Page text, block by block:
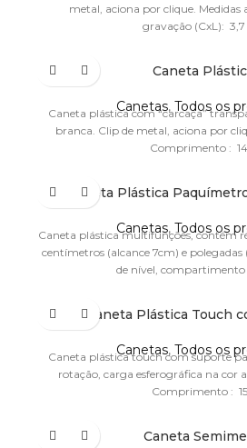
metal, aciona por clique. Medidas
gravação (CxL):
Caneta
Canetas, Todos os
Caneta plástica com “carcaça”
branca. Clip de metal, aciona por
Comprimento :
Caneta Plástica
Canetas, Todos os
Caneta plástica multifunções, contém
centímetros (alcance 7cm) e
de nível, compartimento
Caneta Plástica Touch
Canetas, Todos os
Caneta plástica touch com suporte
rotação, carga esferográfica na cor
Comprimento :
Caneta